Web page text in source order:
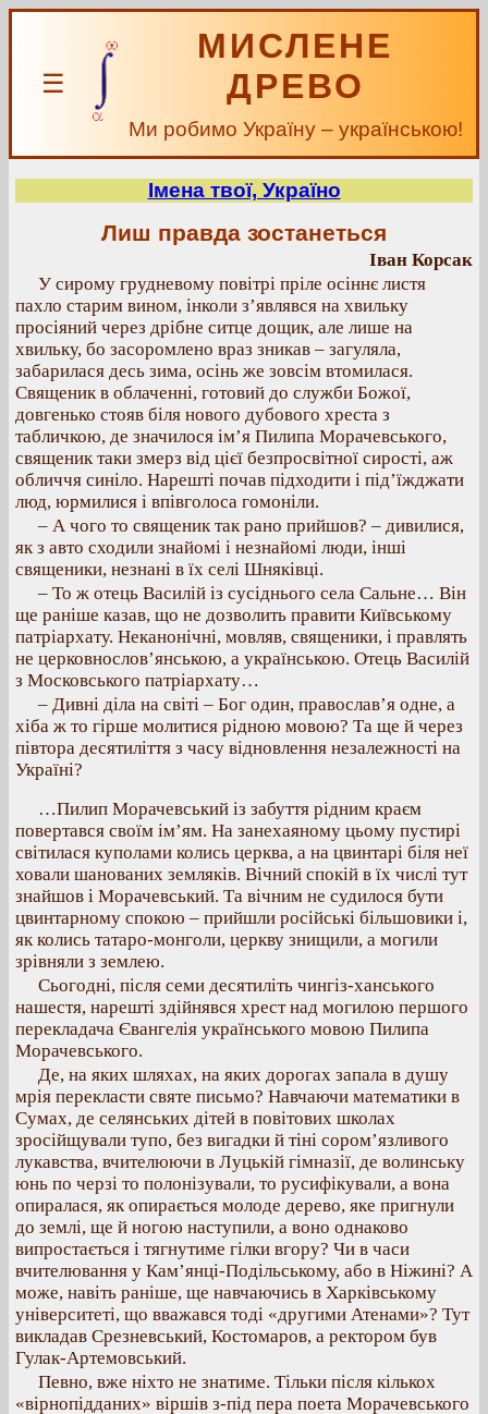
☰
МИСЛЕНЕ
ДРЕВО
Ми робимо Україну – українською!
Імена твої, Україно
Лиш правда зостанеться
Іван Корсак
У сирому грудневому повітрі пріле осіннє листя
пахло старим вином, інколи з’являвся на хвильку
просіяний через дрібне ситце дощик, але лише на
хвильку, бо засоромлено враз зникав – загуляла,
забарилася десь зима, осінь же зовсім втомилася.
Священик в облаченні, готовий до служби Божої,
довгенько стояв біля нового дубового хреста з
табличкою, де значилося ім’я Пилипа Морачевського,
священик таки змерз від цієї безпросвітної сирості, аж
обличчя синіло. Нарешті почав підходити і під’їжджати
люд, юрмилися і впівголоса гомоніли.
– А чого то священик так рано прийшов? – дивилися,
як з авто сходили знайомі і незнайомі люди, інші
священики, незнані в їх селі Шняківці.
– То ж отець Василій із сусіднього села Сальне… Він
ще раніше казав, що не дозволить правити Київському
патріархату. Неканонічні, мовляв, священики, і правлять
не церковнослов’янською, а українською. Отець Василій
з Московського патріархату…
– Дивні діла на світі – Бог один, православ’я одне, а
хіба ж то гірше молитися рідною мовою? Та ще й через
півтора десятиліття з часу відновлення незалежності на
Україні?
…Пилип Морачевський із забуття рідним краєм
повертався своїм ім’ям. На занехаяному цьому пустирі
світилася куполами колись церква, а на цвинтарі біля неї
ховали шанованих земляків. Вічний спокій в їх числі тут
знайшов і Морачевський. Та вічним не судилося бути
цвинтарному спокою – прийшли російські більшовики і,
як колись татаро-монголи, церкву знищили, а могили
зрівняли з землею.
Сьогодні, після семи десятиліть чингіз-ханського
нашестя, нарешті здійнявся хрест над могилою першого
перекладача Євангелія українського мовою Пилипа
Морачевського.
Де, на яких шляхах, на яких дорогах запала в душу
мрія перекласти святе письмо? Навчаючи математики в
Сумах, де селянських дітей в повітових школах
зросійщували тупо, без вигадки й тіні сором’язливого
лукавства, вчителюючи в Луцькій гімназії, де волинську
юнь по черзі то полонізували, то русифікували, а вона
опиралася, як опирається молоде дерево, яке пригнули
до землі, ще й ногою наступили, а воно однаково
випростається і тягнутиме гілки вгору? Чи в часи
вчителювання у Кам’янці-Подільському, або в Ніжині? А
може, навіть раніше, ще навчаючись в Харківському
університеті, що вважався тоді «другими Атенами»? Тут
викладав Срезневський, Костомаров, а ректором був
Гулак-Артемовський.
Певно, вже ніхто не знатиме. Тільки після кількох
«вірнопідданих» віршів з-під пера поета Морачевського